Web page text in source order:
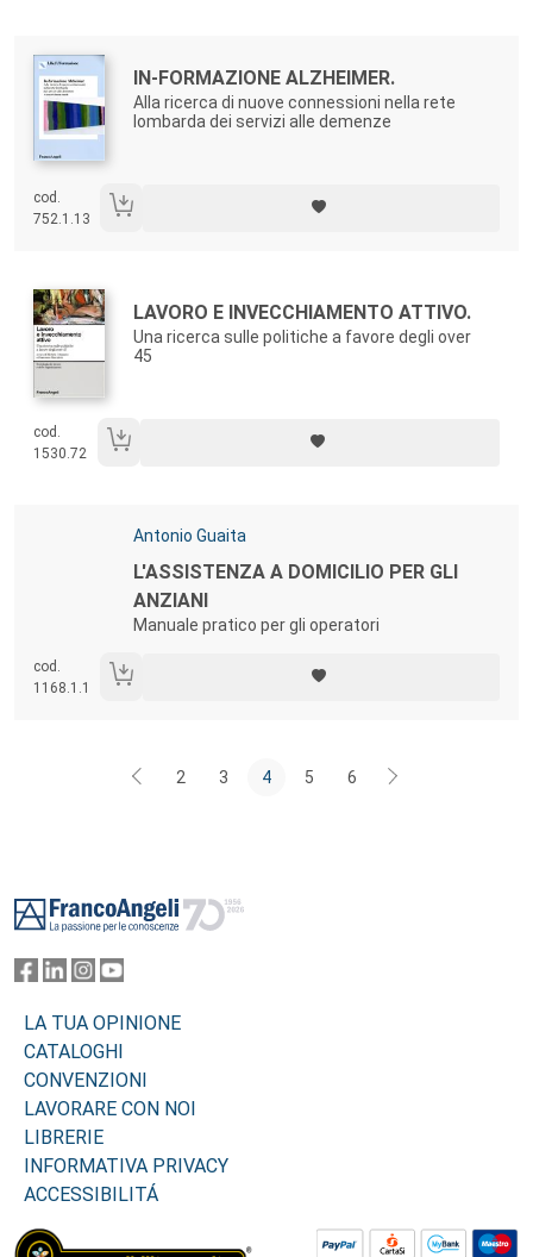
Autori:
Titolo:
IN-FORMAZIONE ALZHEIMER.
Alla ricerca di nuove connessioni nella rete
lombarda dei servizi alle demenze
cod.
752.1.13
Autori:
Titolo:
LAVORO E INVECCHIAMENTO ATTIVO.
Una ricerca sulle politiche a favore degli over
45
cod.
1530.72
Autori:
Antonio Guaita
Titolo:
L'ASSISTENZA A DOMICILIO PER GLI
ANZIANI
Manuale pratico per gli operatori
cod.
1168.1.1
2 3 4 5 6
LA TUA OPINIONE
CATALOGHI
CONVENZIONI
LAVORARE CON NOI
LIBRERIE
INFORMATIVA PRIVACY
ACCESSIBILITÁ